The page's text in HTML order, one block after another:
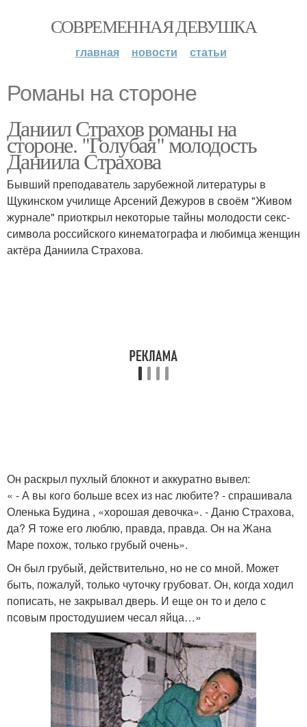
СОВРЕМЕННАЯ ДЕВУШКА
главная новости статьи
Романы на стороне
Даниил Страхов романы на
стороне. "Голубая" молодость
Даниила Страхова
Бывший преподаватель зарубежной литературы в
Щукинском училище Арсений Дежуров в своём "Живом
журнале" приоткрыл некоторые тайны молодости секс-
символа российского кинематографа и любимца женщин
актёра Даниила Страхова.
Он раскрыл пухлый блокнот и аккуратно вывел:
« - А вы кого больше всех из нас любите? - спрашивала
Оленька Будина , «хорошая девочка». - Даню Страхова,
да? Я тоже его люблю, правда, правда. Он на Жана
Маре похож, только грубый очень».
Он был грубый, действительно, но не со мной. Может
быть, пожалуй, только чуточку грубоват. Он, когда ходил
пописать, не закрывал дверь. И еще он то и дело с
псовым простодушием чесал яйца…»